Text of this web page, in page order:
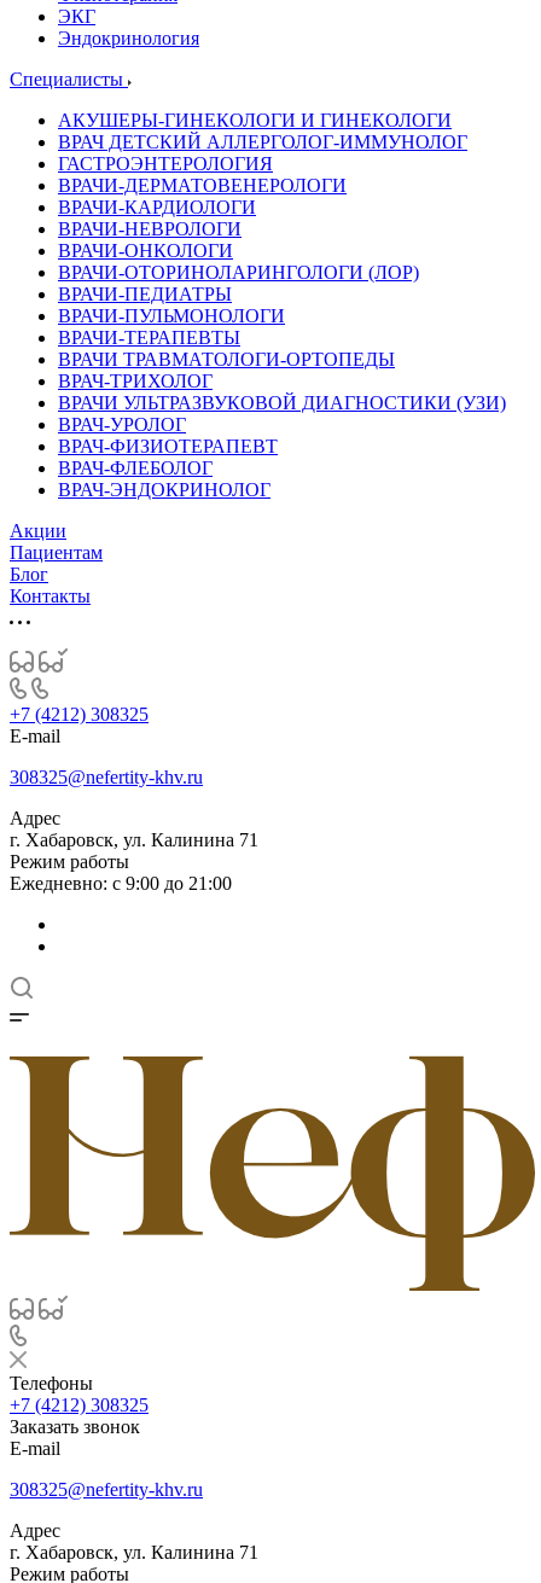
ЭКГ
Эндокринология
Специалисты
АКУШЕРЫ-ГИНЕКОЛОГИ И ГИНЕКОЛОГИ
ВРАЧ ДЕТСКИЙ АЛЛЕРГОЛОГ-ИММУНОЛОГ
ГАСТРОЭНТЕРОЛОГИЯ
ВРАЧИ-ДЕРМАТОВЕНЕРОЛОГИ
ВРАЧИ-КАРДИОЛОГИ
ВРАЧИ-НЕВРОЛОГИ
ВРАЧИ-ОНКОЛОГИ
ВРАЧИ-ОТОРИНОЛАРИНГОЛОГИ (ЛОР)
ВРАЧИ-ПЕДИАТРЫ
ВРАЧИ-ПУЛЬМОНОЛОГИ
ВРАЧИ-ТЕРАПЕВТЫ
ВРАЧИ ТРАВМАТОЛОГИ-ОРТОПЕДЫ
ВРАЧ-ТРИХОЛОГ
ВРАЧИ УЛЬТРАЗВУКОВОЙ ДИАГНОСТИКИ (УЗИ)
ВРАЧ-УРОЛОГ
ВРАЧ-ФИЗИОТЕРАПЕВТ
ВРАЧ-ФЛЕБОЛОГ
ВРАЧ-ЭНДОКРИНОЛОГ
Акции
Пациентам
Блог
Контакты
+7 (4212) 308325
E-mail
308325@nefertity-khv.ru
Адрес
г. Хабаровск, ул. Калинина 71
Режим работы
Ежедневно: с 9:00 до 21:00
Телефоны
+7 (4212) 308325
Заказать звонок
E-mail
308325@nefertity-khv.ru
Адрес
г. Хабаровск, ул. Калинина 71
Режим работы